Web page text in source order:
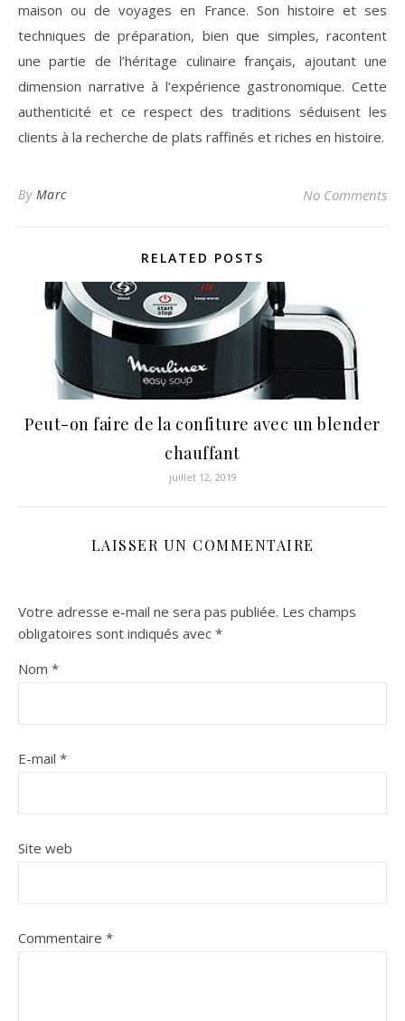
maison ou de voyages en France. Son histoire et ses
techniques de préparation, bien que simples, racontent
une partie de l’héritage culinaire français, ajoutant une
dimension narrative à l’expérience gastronomique. Cette
authenticité et ce respect des traditions séduisent les
clients à la recherche de plats raffinés et riches en histoire.
By Marc No Comments
RELATED POSTS
Peut-on faire de la confiture avec un blender
chauffant
juillet 12, 2019
LAISSER UN COMMENTAIRE
Votre adresse e-mail ne sera pas publiée. Les champs
obligatoires sont indiqués avec *
Nom *
E-mail *
Site web
Commentaire *